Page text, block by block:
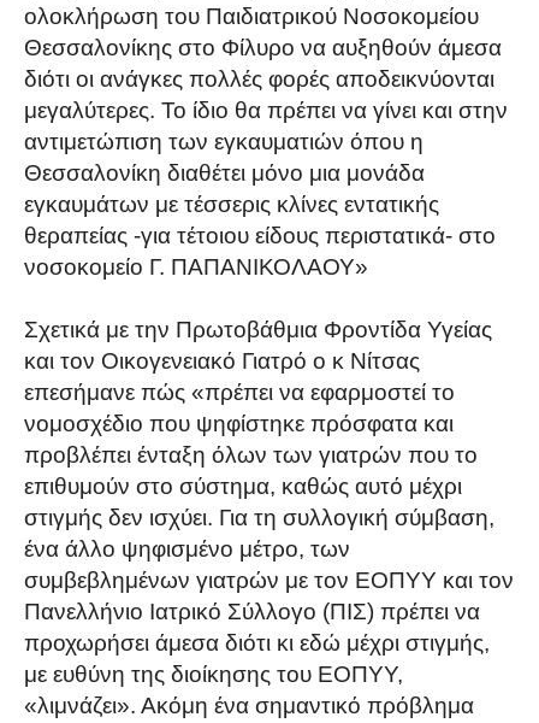
ολοκλήρωση του Παιδιατρικού Νοσοκομείου
Θεσσαλονίκης στο Φίλυρο να αυξηθούν άμεσα
διότι οι ανάγκες πολλές φορές αποδεικνύονται
μεγαλύτερες. Το ίδιο θα πρέπει να γίνει και στην
αντιμετώπιση των εγκαυματιών όπου η
Θεσσαλονίκη διαθέτει μόνο μια μονάδα
εγκαυμάτων με τέσσερις κλίνες εντατικής
θεραπείας -για τέτοιου είδους περιστατικά- στο
νοσοκομείο Γ. ΠΑΠΑΝΙΚΟΛΑΟΥ»
Σχετικά με την Πρωτοβάθμια Φροντίδα Υγείας
και τον Οικογενειακό Γιατρό ο κ Νίτσας
επεσήμανε πώς «πρέπει να εφαρμοστεί το
νομοσχέδιο που ψηφίστηκε πρόσφατα και
προβλέπει ένταξη όλων των γιατρών που το
επιθυμούν στο σύστημα, καθώς αυτό μέχρι
στιγμής δεν ισχύει. Για τη συλλογική σύμβαση,
ένα άλλο ψηφισμένο μέτρο, των
συμβεβλημένων γιατρών με τον ΕΟΠΥΥ και τον
Πανελλήνιο Ιατρικό Σύλλογο (ΠΙΣ) πρέπει να
προχωρήσει άμεσα διότι κι εδώ μέχρι στιγμής,
με ευθύνη της διοίκησης του ΕΟΠΥΥ,
«λιμνάζει». Ακόμη ένα σημαντικό πρόβλημα